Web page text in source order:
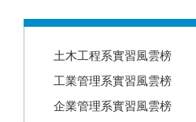
土木工程系實習風雲榜
工業管理系實習風雲榜
企業管理系實習風雲榜